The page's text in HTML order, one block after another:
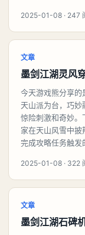
2025-01-08 · 247
文章
墨剑江湖灵风
今天游戏熊分享的
天山派为台，巧妙
惊险刺激和奇妙。
家在天山风雪中
完成攻略任务触发
2025-01-08 · 322
文章
墨剑江湖石碑